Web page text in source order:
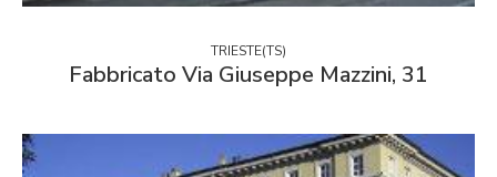
TRIESTE(TS)
Fabbricato Via Giuseppe Mazzini, 31